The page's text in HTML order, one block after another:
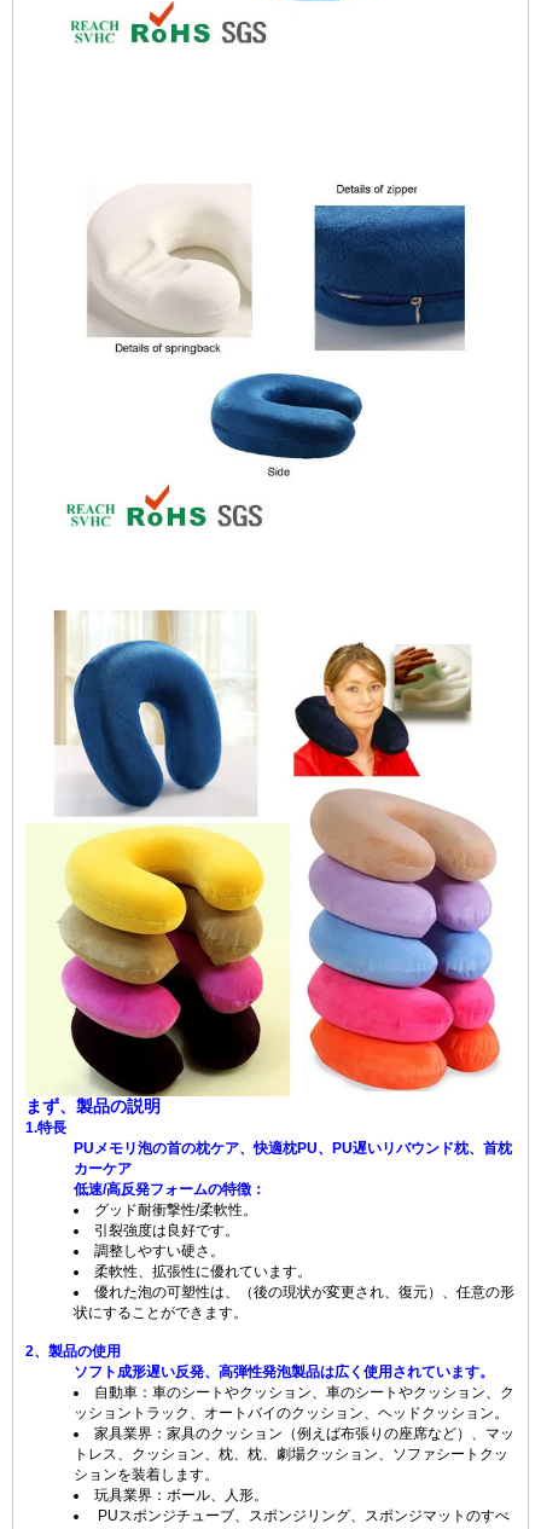
まず、製品の説明
1.特長
PUメモリ泡の首の枕ケア、快適枕PU、PU遅いリバウンド枕、首枕
カーケア
低速/高反発フォームの特徴：
グッド耐衝撃性/柔軟性。
引裂強度は良好です。
調整しやすい硬さ。
柔軟性、拡張性に優れています。
優れた泡の可塑性は、（後の現状が変更され、復元）、任意の形
状にすることができます。
2、製品の使用
ソフト成形遅い反発、高弾性発泡製品は広く使用されています。
自動車：車のシートやクッション、車のシートやクッション、ク
ッショントラック、オートバイのクッション、ヘッドクッション。
家具業界：家具のクッション（例えば布張りの座席など）、マッ
トレス、クッション、枕、枕、劇場クッション、ソファシートクッ
ションを装着します。
玩具業界：ボール、人形。
PUスポンジチューブ、スポンジリング、スポンジマットのすべ